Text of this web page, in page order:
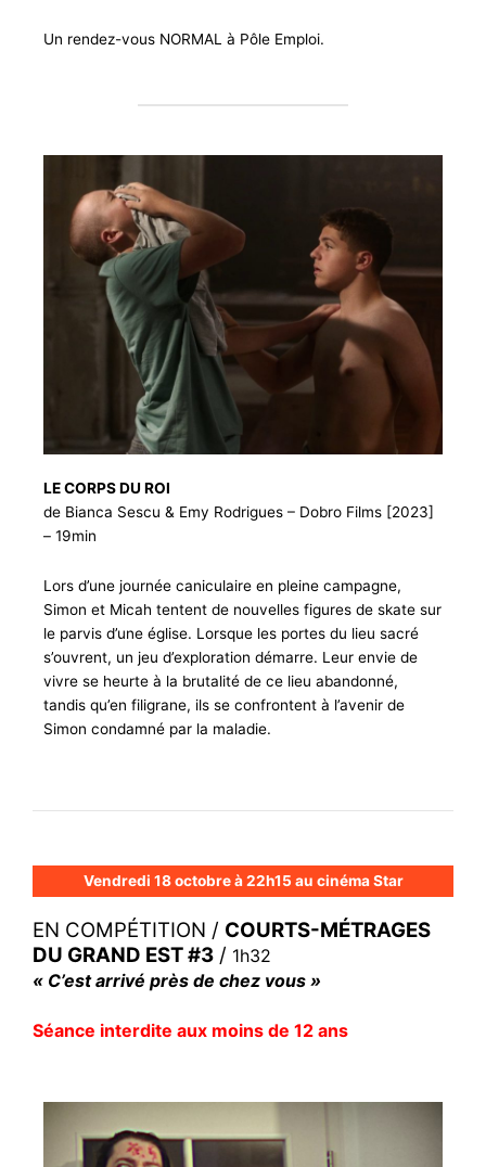
Un rendez-vous NORMAL à Pôle Emploi.
LE CORPS DU ROI
de Bianca Sescu & Emy Rodrigues – Dobro Films [2023]
– 19min
Lors d’une journée caniculaire en pleine campagne,
Simon et Micah tentent de nouvelles figures de skate sur
le parvis d’une église. Lorsque les portes du lieu sacré
s’ouvrent, un jeu d’exploration démarre. Leur envie de
vivre se heurte à la brutalité de ce lieu abandonné,
tandis qu’en filigrane, ils se confrontent à l’avenir de
Simon condamné par la maladie.
Vendredi 18 octobre à 22h15 au cinéma Star
EN COMPÉTITION / COURTS-MÉTRAGES
DU GRAND EST#3 / 1h32
« C’est arrivé près de chez vous »
Séance interdite aux moins de 12 ans